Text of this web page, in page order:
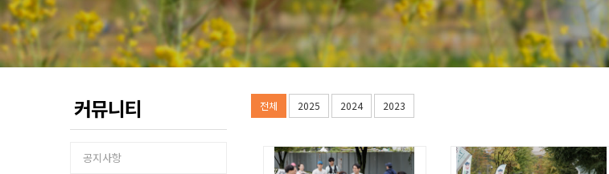
커뮤니티
공지사항
전체 2025 2024 2023